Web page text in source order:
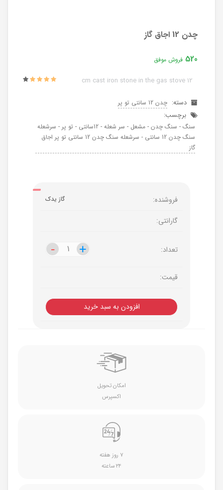
چدن 12 اجاق گاز
520 فروش موفق
12 cm cast iron stone in the gas stove
دسته: چدن 12 سانتی تو پر
برچسب:
سنگ - سنگ چدن - مشعل - سر شعله - 12سانتی - تو پر - سرشعله
سنگ چدن 12 سانتی - سرشعله سنگ چدن 12 سانتی تو پر اجاق
گاز
فروشنده: گاز یدک
گارانتی:
تعداد: +
- +
-
قیمت:
افزودن به سبد خرید
امکان تحویل
اکسپرس
۷ روز هفته
۲۴ ساعته